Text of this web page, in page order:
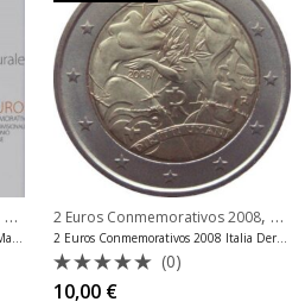
2 Euros Conmemorativos San Marino
2 Euros Conmemorativos 2008, 2
Valorado
(0)
10,00 €